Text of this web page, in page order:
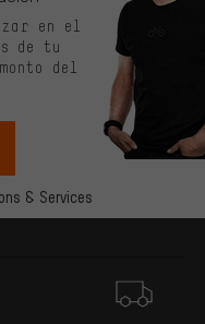
& Services
en el
de tu
del